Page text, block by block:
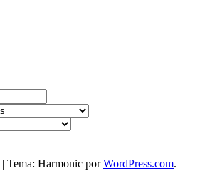
| Tema: Harmonic porWordPress.com.